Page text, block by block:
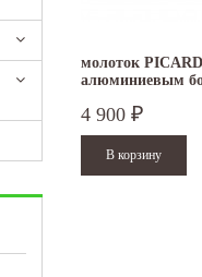
молоток
алюминиевым
4 900 ₽